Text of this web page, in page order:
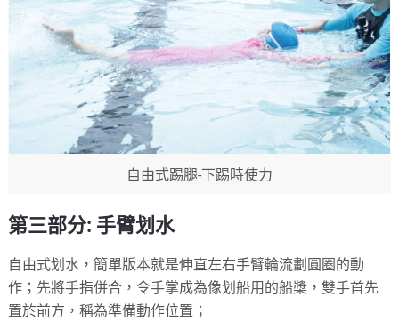
自由式踢腿-下踢時使力
第三部分: 手臂划水
自由式划水，簡單版本就是伸直左右手臂輪流劃圓圈的動
作；先將手指併合，令手掌成為像划船用的船槳，雙手首先
置於前方，稱為準備動作位置；